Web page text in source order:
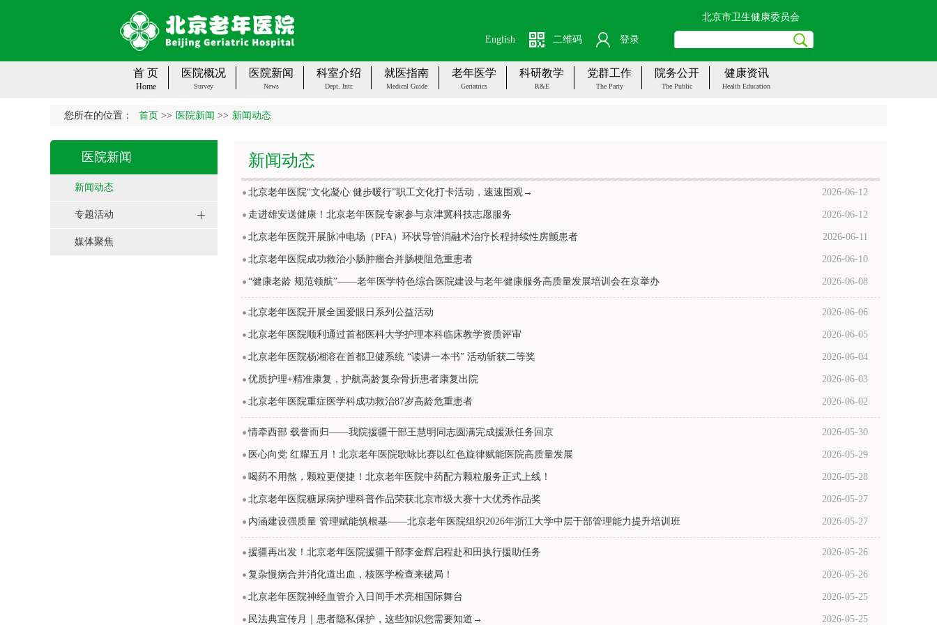
北京市卫生健康委员会
二维码 登录
English
首 页
Home
医院概况
Survey
医院新闻
News
科室介绍
Dept. Intr.
就医指南
Medical Guide
老年医学
Geriatrics
科研教学
R&E
党群工作
The Party
院务公开
The Public
健康资讯
Health Education
您所在的位置： 首页 >> 医院新闻 >> 新闻动态
医院新闻
新闻动态
专题活动
媒体聚焦
新闻动态
北京老年医院“文化凝心 健步暖行”职工文化打卡活动，速速围观→ 2026-06-12
走进雄安送健康！北京老年医院专家参与京津冀科技志愿服务 2026-06-12
北京老年医院开展脉冲电场（PFA）环状导管消融术治疗长程持续性房颤患者 2026-06-11
北京老年医院成功救治小肠肿瘤合并肠梗阻危重患者 2026-06-10
“健康老龄 规范领航”——老年医学特色综合医院建设与老年健康服务高质量发展培训会在京举办 2026-06-08
北京老年医院开展全国爱眼日系列公益活动 2026-06-06
北京老年医院顺利通过首都医科大学护理本科临床教学资质评审 2026-06-05
北京老年医院杨湘溶在首都卫健系统 “读讲一本书” 活动斩获二等奖 2026-06-04
优质护理+精准康复，护航高龄复杂骨折患者康复出院 2026-06-03
北京老年医院重症医学科成功救治87岁高龄危重患者 2026-06-02
情牵西部 载誉而归——我院援疆干部王慧明同志圆满完成援派任务回京 2026-05-30
医心向党 红耀五月！北京老年医院歌咏比赛以红色旋律赋能医院高质量发展 2026-05-29
喝药不用熬，颗粒更便捷！北京老年医院中药配方颗粒服务正式上线！ 2026-05-28
北京老年医院糖尿病护理科普作品荣获北京市级大赛十大优秀作品奖 2026-05-27
内涵建设强质量 管理赋能筑根基——北京老年医院组织2026年浙江大学中层干部管理能力提升培训班 2026-05-27
援疆再出发！北京老年医院援疆干部李金辉启程赴和田执行援助任务 2026-05-26
复杂慢病合并消化道出血，核医学检查来破局！ 2026-05-26
北京老年医院神经血管介入日间手术亮相国际舞台 2026-05-25
民法典宣传月｜患者隐私保护，这些知识您需要知道→ 2026-05-25